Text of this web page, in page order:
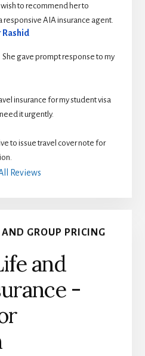
wish to recommend her to
responsive AIA insurance agent.
Rashid
She gave prompt response to my
insurance for my student visa
it urgently.
to issue travel cover note for
Reviews
GROUP PRICING
and
-